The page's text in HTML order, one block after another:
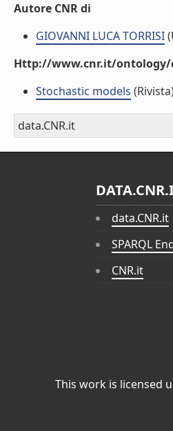
Autore CNR di
GIOVANNI LUCA TORRISI
Http://www.cnr.it/
Stochastic models
data.CNR.it
data.CNR.it
SPARQL
CNR.it
This work is licensed